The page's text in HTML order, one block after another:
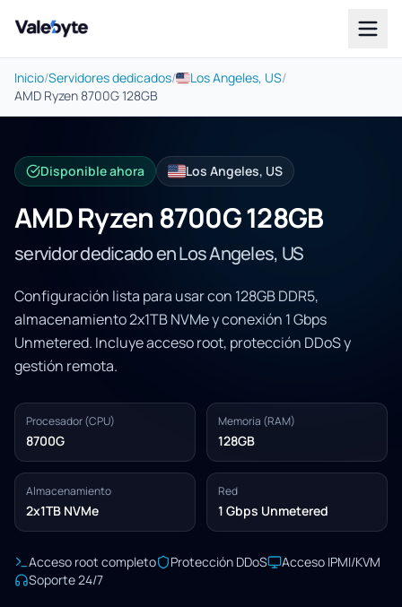
Valebyte
Inicio/Servidores dedicados/ Los Angeles, US/
AMD Ryzen 8700G 128GB
Disponible ahora Los Angeles, US
AMD Ryzen 8700G 128GB
servidor dedicado en Los Angeles, US
Configuración lista para usar con 128GB DDR5,
almacenamiento 2x1TB NVMe y conexión 1 Gbps
Unmetered. Incluye acceso root, protección DDoS y
gestión remota.
Procesador (CPU)
8700G
Memoria (RAM)
128GB
Almacenamiento
2x1TB NVMe
Red
1 Gbps Unmetered
Acceso root completo Protección DDoS
Acceso IPMI/KVM
Soporte 24/7